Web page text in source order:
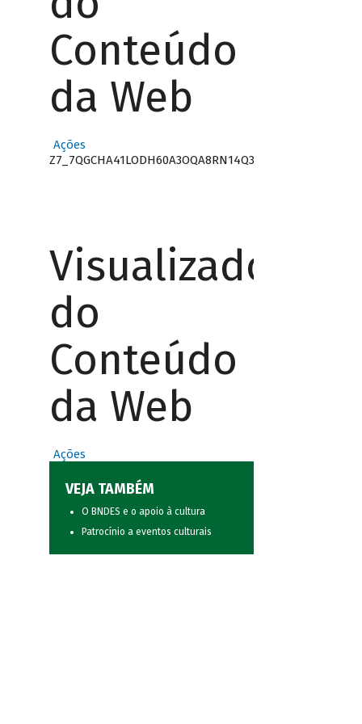
Conteúdo
da Web
Ações
Z7_7QGCHA41LODH60A3OQA8RN14Q3
Visualizador
do
Conteúdo
da Web
Ações
VEJA TAMBÉM
O BNDES e o apoio à cultura
Patrocínio a eventos culturais